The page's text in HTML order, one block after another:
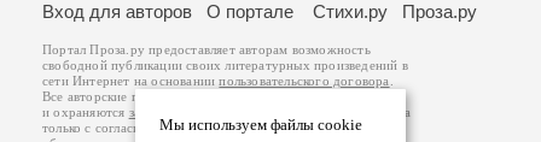
Мы используем файлы cookie
Вход для авторов
О портале Стихи.ру Проза.ру
Портал Проза.ру предоставляет авторам возможность
свободной публикации своих литературных произведений в
сети Интернет на основаниипользовательского договора
Все авторские права на произведения принадлежат авторам
и охраняются законом
. Перепечатка произведений возможна
только с согласия его автора, к которому вы можете